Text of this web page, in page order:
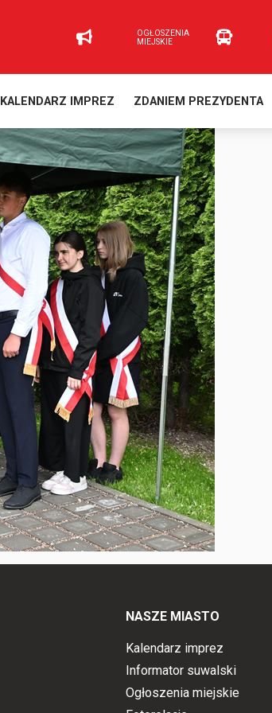
OGŁOSZENIA
MIEJSKIE
KALENDARZ IMPREZ ZDANIEM PREZYDENTA
NASZE MIASTO
Kalendarz imprez
Informator suwalski
Ogłoszenia miejskie